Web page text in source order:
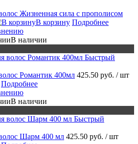
Жизненная сила с прополисом
В корзину Подробнее
В наличии
Быстрый
Романтик 400мл 425.50 руб. / шт
Подробнее
В наличии
Быстрый
Шарм 400 мл 425.50 руб. / шт